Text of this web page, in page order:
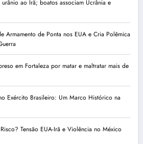
ao Irã; boatos associam Ucrânia e
Armamento de Ponta nos EUA e Cria Polêmica
em Fortaleza por matar e maltratar mais de
Exército Brasileiro: Um Marco Histórico na
Tensão EUA-Irã e Violência no México